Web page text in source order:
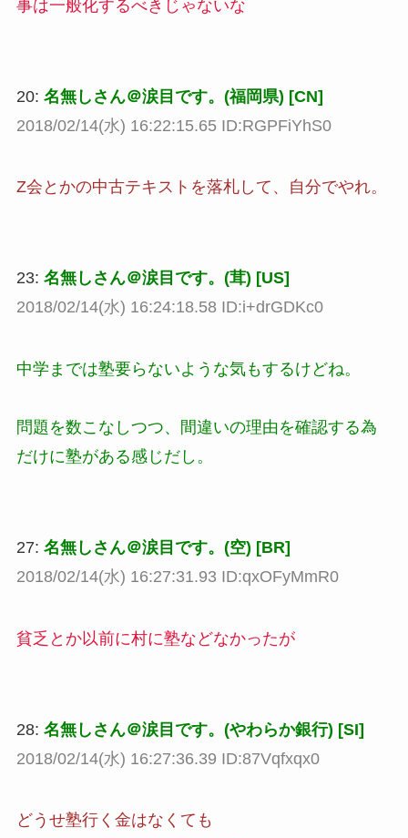
事は一般化するべきじゃないな
20: 名無しさん＠涙目です。(福岡県) [CN]
2018/02/14(水) 16:22:15.65 ID:RGPFiYhS0
Z会とかの中古テキストを落札して、自分でやれ。
23: 名無しさん＠涙目です。(茸) [US]
2018/02/14(水) 16:24:18.58 ID:i+drGDKc0
中学までは塾要らないような気もするけどね。
問題を数こなしつつ、間違いの理由を確認する為
だけに塾がある感じだし。
27: 名無しさん＠涙目です。(空) [BR]
2018/02/14(水) 16:27:31.93 ID:qxOFyMmR0
貧乏とか以前に村に塾などなかったが
28: 名無しさん＠涙目です。(やわらか銀行) [SI]
2018/02/14(水) 16:27:36.39 ID:87Vqfxqx0
どうせ塾行く金はなくても